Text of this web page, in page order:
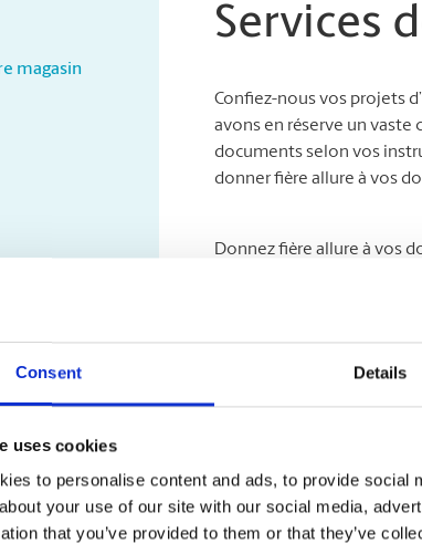
Consent Details
uses cookies
to personalise content and ads, to provide
your use of our site with our social media,
that you’ve provided to them or that they’ve
magasin
- 7:00 pm
- 7:00 pm
- 4:00 pm
Services
Confiez-nous vos projets
avons en réserve un
documents selon vos
donner fière allure à vos
Donnez fière allure à vos
Assemblage
Laminage